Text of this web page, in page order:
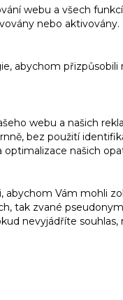
webu a všech
nebo aktivovány.
abychom
webu a našich
bez použití
optimalizace našich
Vám mohli
tak zvané
nevyjádříte